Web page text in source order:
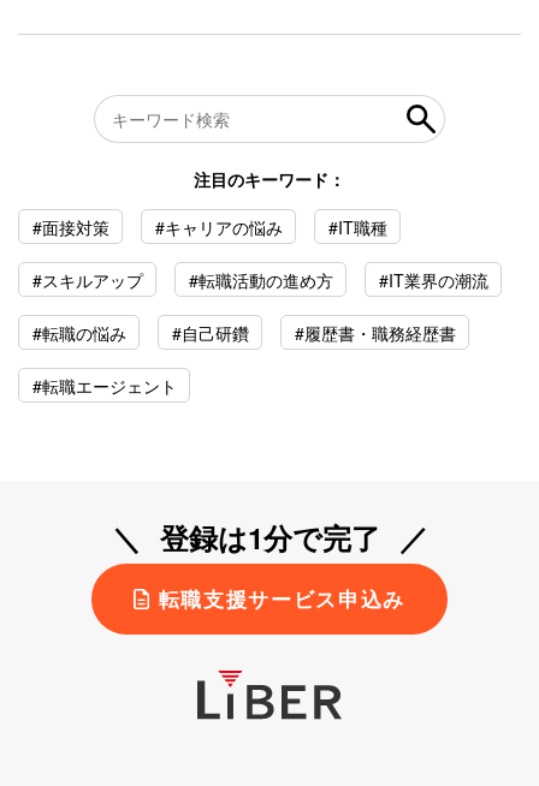
注目のキーワード：
#面接対策
#キャリアの悩み #IT職種
#スキルアップ #転職活動の進め方 #IT業界の潮流
#転職の悩み #自己研鑽 #履歴書・職務経歴書
#転職エージェント
登録は1分で完了
転職支援サービス申込み